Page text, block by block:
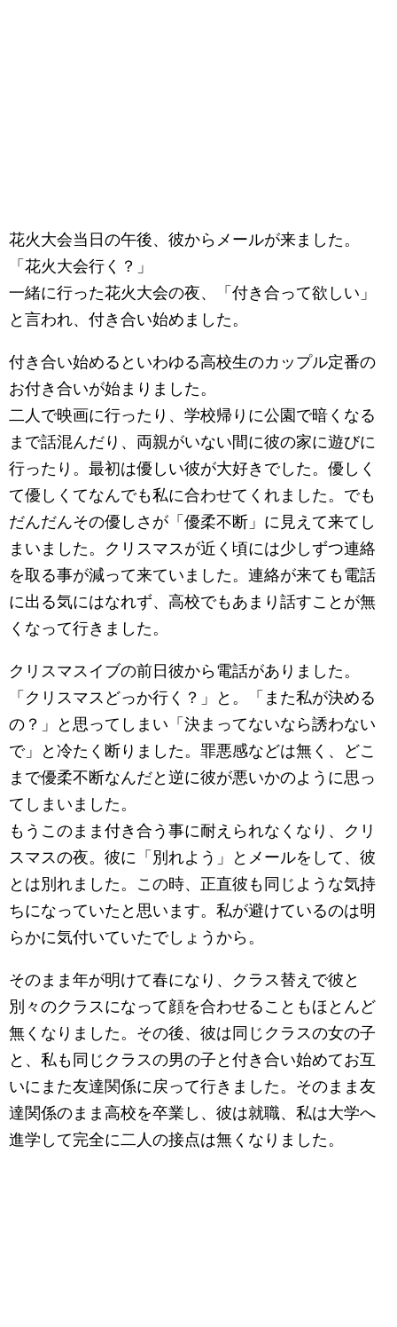
花火大会当日の午後、彼からメールが来ました。
「花火大会行く？」
一緒に行った花火大会の夜、「付き合って欲しい」
と言われ、付き合い始めました。
付き合い始めるといわゆる高校生のカップル定番の
お付き合いが始まりました。
二人で映画に行ったり、学校帰りに公園で暗くなる
まで話混んだり、両親がいない間に彼の家に遊びに
行ったり。最初は優しい彼が大好きでした。優しく
て優しくてなんでも私に合わせてくれました。でも
だんだんその優しさが「優柔不断」に見えて来てし
まいました。クリスマスが近く頃には少しずつ連絡
を取る事が減って来ていました。連絡が来ても電話
に出る気にはなれず、高校でもあまり話すことが無
くなって行きました。
クリスマスイブの前日彼から電話がありました。
「クリスマスどっか行く？」と。「また私が決める
の？」と思ってしまい「決まってないなら誘わない
で」と冷たく断りました。罪悪感などは無く、どこ
まで優柔不断なんだと逆に彼が悪いかのように思っ
てしまいました。
もうこのまま付き合う事に耐えられなくなり、クリ
スマスの夜。彼に「別れよう」とメールをして、彼
とは別れました。この時、正直彼も同じような気持
ちになっていたと思います。私が避けているのは明
らかに気付いていたでしょうから。
そのまま年が明けて春になり、クラス替えで彼と
別々のクラスになって顔を合わせることもほとんど
無くなりました。その後、彼は同じクラスの女の子
と、私も同じクラスの男の子と付き合い始めてお互
いにまた友達関係に戻って行きました。そのまま友
達関係のまま高校を卒業し、彼は就職、私は大学へ
進学して完全に二人の接点は無くなりました。